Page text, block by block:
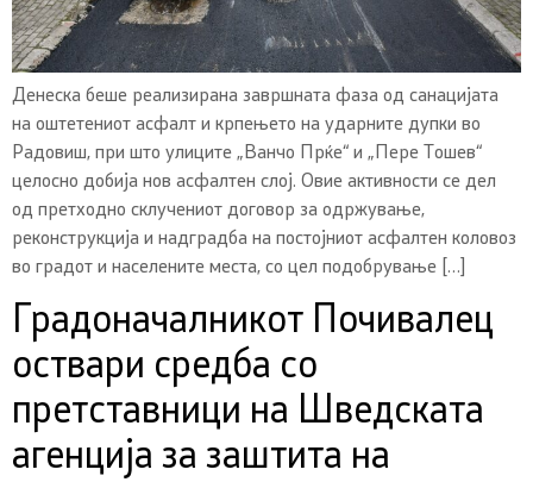
Денеска беше реализирана завршната фаза од санацијата
на оштетениот асфалт и крпењето на ударните дупки во
Радовиш, при што улиците „Ванчо Прќе“ и „Пере Тошев“
целосно добија нов асфалтен слој. Овие активности се дел
од претходно склучениот договор за одржување,
реконструкција и надградба на постојниот асфалтен коловоз
во градот и населените места, со цел подобрување […]
Градоначалникот Почивалец
оствари средба со
претставници на Шведската
агенција за заштита на